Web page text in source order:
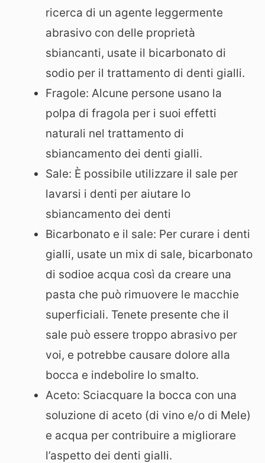
ricerca di un agente leggermente
abrasivo con delle proprietà
sbiancanti, usate il bicarbonato di
sodio per il trattamento di denti gialli.
Fragole: Alcune persone usano la
polpa di fragola per i suoi effetti
naturali nel trattamento di
sbiancamento dei denti gialli.
Sale: È possibile utilizzare il sale per
lavarsi i denti per aiutare lo
sbiancamento dei denti
Bicarbonato e il sale: Per curare i denti
gialli, usate un mix di sale, bicarbonato
di sodioe acqua così da creare una
pasta che può rimuovere le macchie
superficiali. Tenete presente che il
sale può essere troppo abrasivo per
voi, e potrebbe causare dolore alla
bocca e indebolire lo smalto.
Aceto: Sciacquare la bocca con una
soluzione di aceto (di vino e/o di Mele)
e acqua per contribuire a migliorare
l’aspetto dei denti gialli.